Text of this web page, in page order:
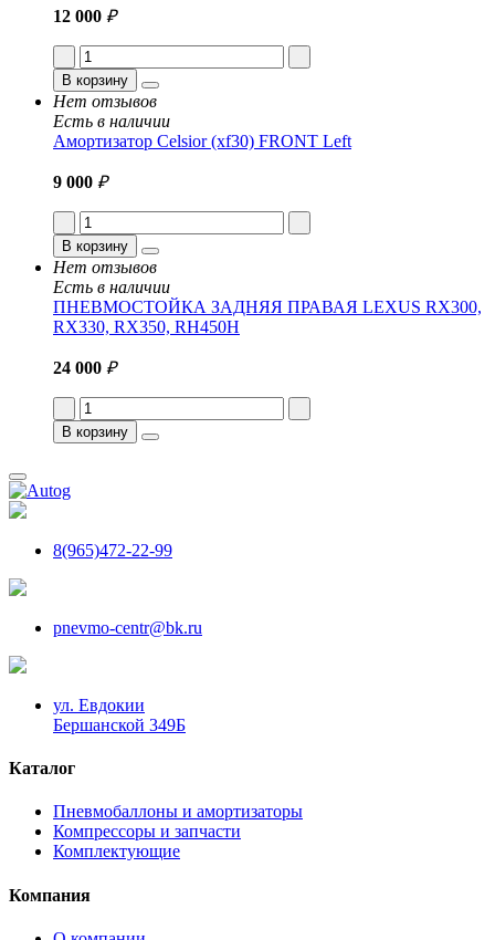
12 000 ₽
В корзину
Нет отзывов
Есть в наличии
Амортизатор Celsior (xf30) FRONT Left
9 000 ₽
В корзину
Нет отзывов
Есть в наличии
ПНЕВМОСТОЙКА ЗАДНЯЯ ПРАВАЯ LEXUS RX300,
RX330, RX350, RH450H
24 000 ₽
В корзину
8(965)472-22-99
pnevmo-centr@bk.ru
ул. Евдокии
Бершанской 349Б
Каталог
Пневмобаллоны и амортизаторы
Компрессоры и запчасти
Комплектующие
Компания